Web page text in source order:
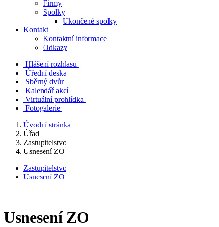
Firmy
Spolky
Ukončené spolky
Kontakt
Kontaktní informace
Odkazy
Hlášení rozhlasu
Úřední deska
Sběrný dvůr
Kalendář akcí
Virtuální prohlídka
Fotogalerie
Úvodní stránka
Úřad
Zastupitelstvo
Usnesení ZO
Zastupitelstvo
Usnesení ZO
Usnesení ZO